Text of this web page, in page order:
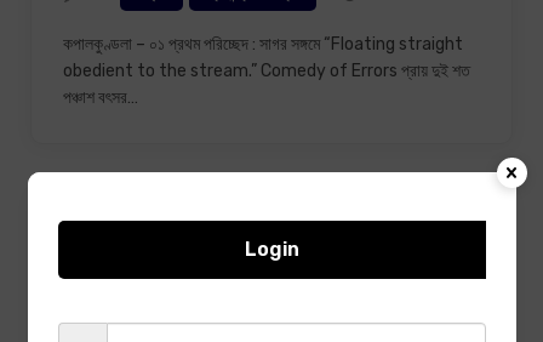
কপালকুণ্ডলা – ০১ প্রথম পরিচ্ছেদ : সাগর সঙ্গমে “Floating straight
obedient to the stream.” Comedy of Errors প্রায় দুই শত
পঞ্চাশ বৎসর…
দুর্গেশনন্দিনী – বঙ্কিমচন্দ্র চট্টোপাধ্যায়
0 উপন্যাস বঙ্কিমচন্দ্র চট্টোপাধ্যায় 178 Mins Read
দুর্গেশনন্দিনী – ১ম খণ্ড – ০১-০৫ প্রথম পরিচ্ছেদ : দেবমন্দির ৯৯৭ বঙ্গাব্দের
Login